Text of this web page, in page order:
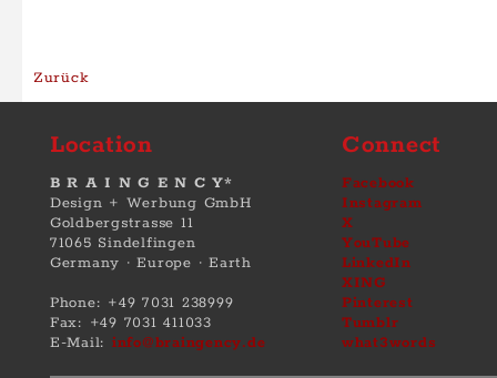
Zurück
Location
B R A I N G E N C Y*
Design + Werbung GmbH
Goldbergstrasse 11
71065 Sindelfingen
Germany · Europe · Earth
Phone: +49 7031 238999
Fax: +49 7031 411033
E-Mail: info@braingency.de
Connect
Facebook
Instagram
X
YouTube
LinkedIn
XING
Pinterest
Tumblr
what3words